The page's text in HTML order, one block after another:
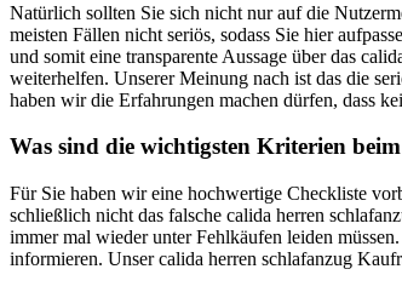
Natürlich sollten Sie sich nicht nur auf die
meisten Fällen nicht seriös, sodass Sie hier
und somit eine transparente Aussage über das
weiterhelfen. Unserer Meinung nach ist das die
haben wir die Erfahrungen machen dürfen, dass
Was sind die wichtigsten Kriterien
Für Sie haben wir eine hochwertige Checkliste
schließlich nicht das falsche calida herren
immer mal wieder unter Fehlkäufen leiden
informieren. Unser calida herren schlafanzug